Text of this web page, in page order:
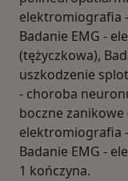
elektromiografia
Badanie EMG -
(tężyczkowa),
uszkodzenie
- choroba
boczne zanikowe
elektromiografia
Badanie EMG -
1 kończyna.